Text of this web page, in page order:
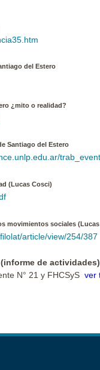
del Estero
¿mito o realidad?
Santiago del Estero
(Lucas Cosci)
movimientos sociales (Lucas
article/view/254/387
de actividades)
N° 21 y FHCSyS ver